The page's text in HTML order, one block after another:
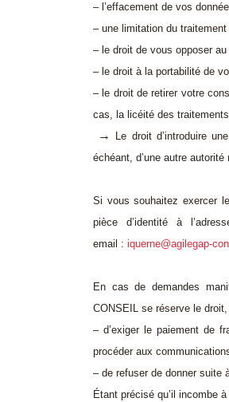
– l’effacement de vos
– une limitation du
– le droit de vous opposer
– le droit à la portabilité de
– le droit de retirer votre
cas, la licéité des
→
Le droit d’introduire
échéant, d’une autre
Si vous souhaitez exercer
pièce d’identité à
email : iquerne@agilegap-
En cas de demandes
CONSEIL se réserve le
– d’exiger le paiement de
procéder aux
– de refuser de donner suite
Étant précisé qu’il incombe